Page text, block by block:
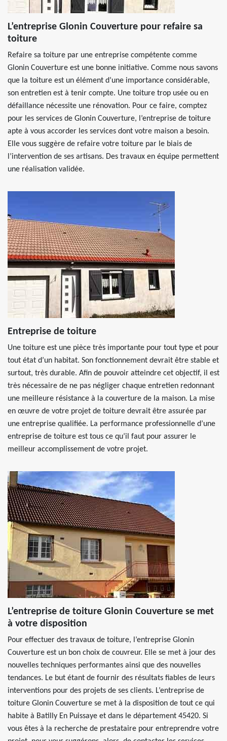
L’entreprise Glonin Couverture pour refaire sa
toiture
Refaire sa toiture par une entreprise compétente comme
Glonin Couverture est une bonne initiative. Comme nous savons
que la toiture est un élément d’une importance considérable,
son entretien est à tenir compte. Une toiture trop usée ou en
défaillance nécessite une rénovation. Pour ce faire, comptez
pour les services de Glonin Couverture, l’entreprise de toiture
apte à vous accorder les services dont votre maison a besoin.
Elle vous suggère de refaire votre toiture par le biais de
l’intervention de ses artisans. Des travaux en équipe permettent
une réalisation validée.
Entreprise de toiture
Une toiture est une pièce très importante pour tout type et pour
tout état d’un habitat. Son fonctionnement devrait être stable et
surtout, très durable. Afin de pouvoir atteindre cet objectif, il est
très nécessaire de ne pas négliger chaque entretien redonnant
une meilleure résistance à la couverture de la maison. La mise
en œuvre de votre projet de toiture devrait être assurée par
une entreprise qualifiée. La performance professionnelle d’une
entreprise de toiture est tous ce qu’il faut pour assurer le
meilleur accomplissement de votre projet.
L’entreprise de toiture Glonin Couverture se met
à votre disposition
Pour effectuer des travaux de toiture, l’entreprise Glonin
Couverture est un bon choix de couvreur. Elle se met à jour des
nouvelles techniques performantes ainsi que des nouvelles
tendances. Le but étant de fournir des résultats fiables de leurs
interventions pour des projets de ses clients. L’entreprise de
toiture Glonin Couverture se met à la disposition de tout ce qui
habite à Batilly En Puissaye et dans le département 45420. Si
vous êtes à la recherche de prestataire pour entreprendre votre